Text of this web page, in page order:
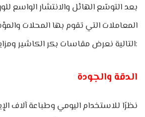
بعد التوسّع الهائل والانتشار الواسع
المعاملات التي تقوم بها المحلات
التالية نعرض مقاسات بكر الكاشير ومزايا الورق الحراري:
الدقة والجودة
نظرًا للاستخدام اليومي وطباعة آلاف